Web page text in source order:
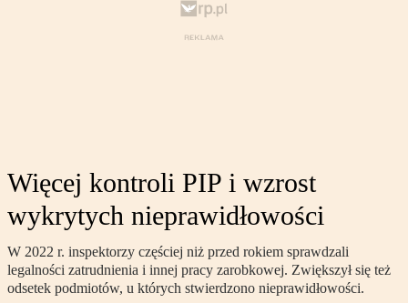
Więcej kontroli PIP i wzrost
wykrytych nieprawidłowości
W 2022 r. inspektorzy częściej niż przed rokiem sprawdzali
legalności zatrudnienia i innej pracy zarobkowej. Zwiększył się też
odsetek podmiotów, u których stwierdzono nieprawidłowości.